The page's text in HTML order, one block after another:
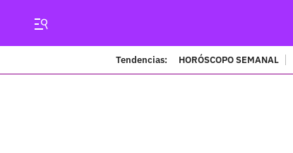
Tendencias: HORÓSCOPO SEMANAL